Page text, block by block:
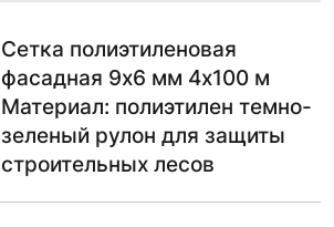
Сетка полиэтиленовая
фасадная 9х6 мм 4х100 м
Материал: полиэтилен темно-
зеленый рулон для защиты
строительных лесов